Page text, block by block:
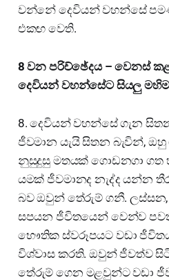
වන්නේ දෙවියන් වහන්සේ
එකඟ වෙති.
8 වන පරිච්ඡේදය – වෙනස්
දෙවියන් වහන්සේට සියලු
8. දෙවියන් වහන්සේ ගැන
ජීවමාන යැයි සිතන බැවින්,
නුසුදුසු මතයක් ගොඩනගා ගත
යමක් ජීවමානද නැද්ද යන්න
බව ඔවුන් තේරුම් ගනී. ලස්සන,
සපයන ජීවිතයෙන් වෙන්ව
භෞතික ස්වරූපයට වඩා
විශ්වාස කරති. ඔවුන් ජීවත්ව
තේරුම් ගෙන මළවුන්ට වඩා